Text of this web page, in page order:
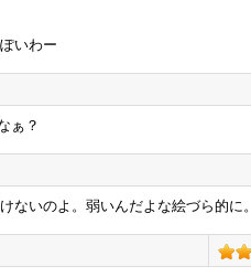
いわー
ぁ？
ないのよ。弱いんだよな絵づら的に。